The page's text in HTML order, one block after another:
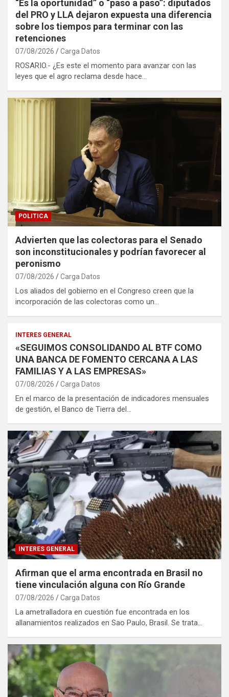
“Es la oportunidad” o “paso a paso”: diputados
del PRO y LLA dejaron expuesta una diferencia
sobre los tiempos para terminar con las
retenciones
07/08/2026 Carga Datos
ROSARIO.- ¿Es este el momento para avanzar con las
leyes que el agro reclama desde hace…
POLITICA
Advierten que las colectoras para el Senado
son inconstitucionales y podrían favorecer al
peronismo
07/08/2026 Carga Datos
Los aliados del gobierno en el Congreso creen que la
incorporación de las colectoras como un…
INTERES GENERAL
«SEGUIMOS CONSOLIDANDO AL BTF COMO
UNA BANCA DE FOMENTO CERCANA A LAS
FAMILIAS Y A LAS EMPRESAS»
07/08/2026 Carga Datos
En el marco de la presentación de indicadores mensuales
de gestión, el Banco de Tierra del…
INTERES GENERAL
Afirman que el arma encontrada en Brasil no
tiene vinculación alguna con Río Grande
07/08/2026 Carga Datos
​La ametralladora en cuestión fue encontrada en los
allanamientos realizados en Sao Paulo, Brasil. Se trata…